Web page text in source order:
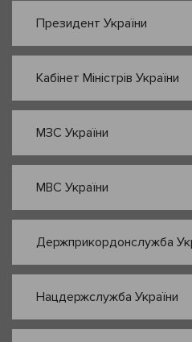
Президент України
Кабінет Міністрів України
МЗС України
МВС України
Держприкордонслужба
Нацдержслужба України